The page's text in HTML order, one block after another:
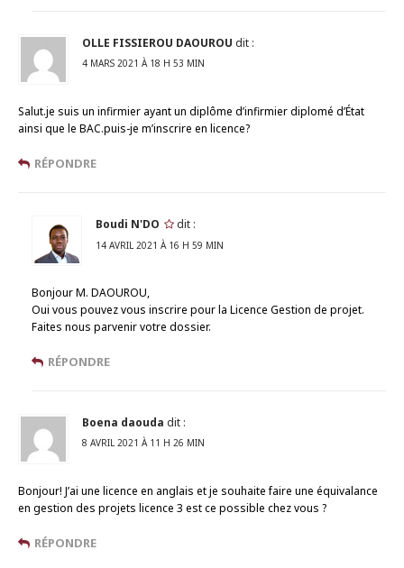
OLLE FISSIEROU DAOUROU dit :
4 MARS 2021 À 18 H 53 MIN
Salut.je suis un infirmier ayant un diplôme d’infirmier diplomé d’État
ainsi que le BAC.puis-je m’inscrire en licence?
RÉPONDRE
Boudi N'DO dit :
14 AVRIL 2021 À 16 H 59 MIN
Bonjour M. DAOUROU,
Oui vous pouvez vous inscrire pour la Licence Gestion de projet.
Faites nous parvenir votre dossier.
RÉPONDRE
Boena daouda dit :
8 AVRIL 2021 À 11 H 26 MIN
Bonjour! J’ai une licence en anglais et je souhaite faire une équivalance
en gestion des projets licence 3 est ce possible chez vous ?
RÉPONDRE